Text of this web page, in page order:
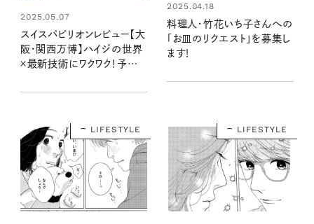
2025.05.07
スイスパビリオンレビュー【大
阪・関西万博】ハイジの世界
×最新技術にワクワク！予約・
イジカフェのメニューも必見
2025.04.18
料理人・竹花いち子さんへの
「お皿のリクエスト」を募集し
ます！
LIFESTYLE LIFESTYLE